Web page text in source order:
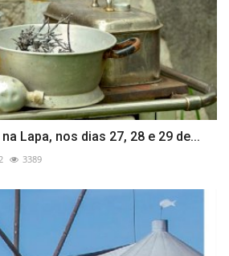
Lapa, nos dias 27, 28 e 29 de...
3389